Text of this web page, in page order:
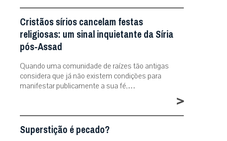
Cristãos sírios cancelam festas
religiosas: um sinal inquietante da Síria
pós-Assad
Quando uma comunidade de raízes tão antigas
considera que já não existem condições para
manifestar publicamente a sua fé,…
>
Superstição é pecado?